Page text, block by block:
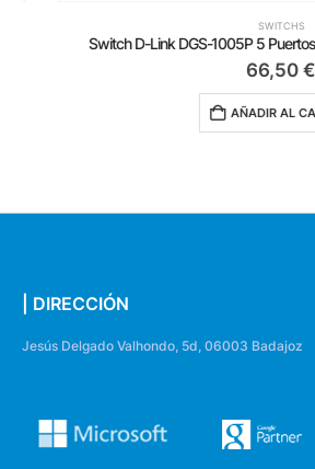
SWITCHS
Switch D-Link DGS-1005P 5 Puertos/
66,50€
AÑADIR AL CARRITO
| DIRECCIÓN
Jesús Delgado Valhondo, 5d, 06003 Badajoz